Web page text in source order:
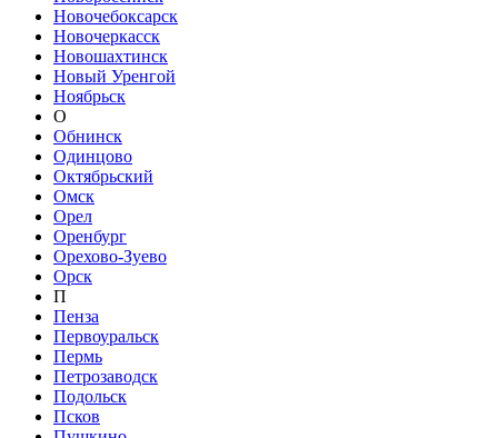
Новочебоксарск
Новочеркасск
Новошахтинск
Новый Уренгой
Ноябрьск
О
Обнинск
Одинцово
Октябрьский
Омск
Орел
Оренбург
Орехово-Зуево
Орск
П
Пенза
Первоуральск
Пермь
Петрозаводск
Подольск
Псков